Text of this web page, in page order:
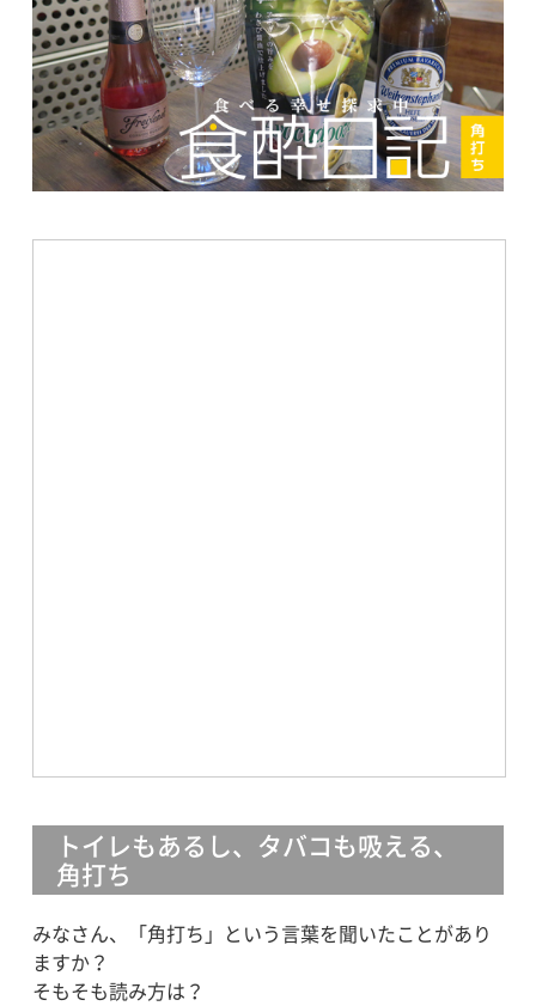
トイレもあるし、タバコも吸える、
角打ち
みなさん、「角打ち」という言葉を聞いたことがあり
ますか？
そもそも読み方は？